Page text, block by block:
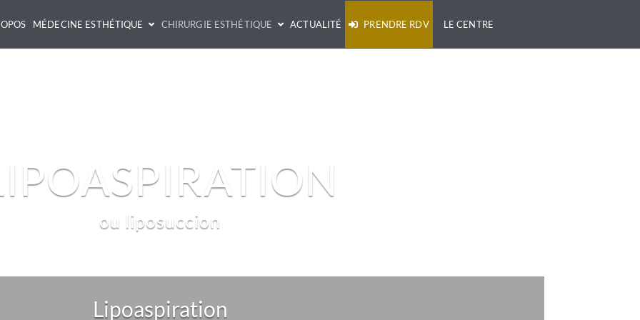
MÉDECINE ESTHÉTIQUE CHIRURGIE ESTHÉTIQUE ACTUALITÉ PRENDRE RDV LE CENTRE
ou liposuccion
Lipoaspiration